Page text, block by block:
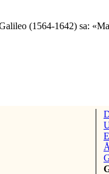
(1564-1642) sa: